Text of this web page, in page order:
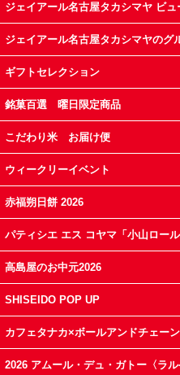
ジェイアール名古屋タカシマヤ ビュ
ジェイアール名古屋タカシマヤのグ
ギフトセレクション
銘菓百選 曜日限定商品
こだわり米 お届け便
ウィークリーイベント
赤福朔日餅 2026
パティシエ エス コヤマ「小山ロー
高島屋のお中元2026
SHISEIDO POP UP
カフェタナカ×ボールアンドチェー
2026 アムール・デュ・ガトー〈ラル